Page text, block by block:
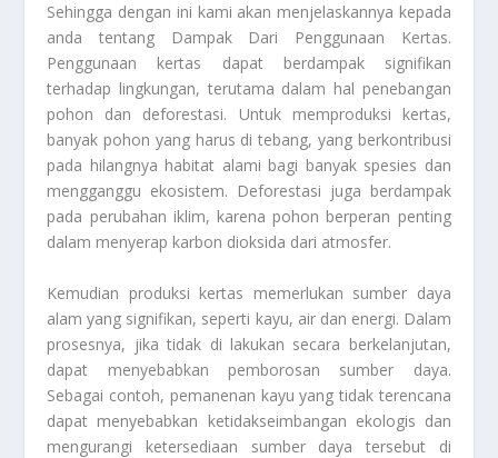
Sehingga dengan ini kami akan menjelaskannya kepada
anda tentang
Dampak Dari Penggunaan Kertas.
Penggunaan kertas dapat berdampak signifikan
terhadap lingkungan, terutama dalam hal penebangan
pohon dan deforestasi. Untuk memproduksi kertas,
banyak pohon yang harus di tebang, yang berkontribusi
pada hilangnya habitat alami bagi banyak spesies dan
mengganggu ekosistem. Deforestasi juga berdampak
pada perubahan iklim, karena pohon berperan penting
dalam menyerap karbon dioksida dari atmosfer.
Kemudian produksi kertas memerlukan sumber daya
alam yang signifikan, seperti kayu, air dan energi. Dalam
prosesnya, jika tidak di lakukan secara berkelanjutan,
dapat menyebabkan pemborosan sumber daya.
Sebagai contoh, pemanenan kayu yang tidak terencana
dapat menyebabkan ketidakseimbangan ekologis dan
mengurangi ketersediaan sumber daya tersebut di